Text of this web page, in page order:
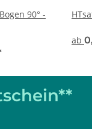
90° -
ab